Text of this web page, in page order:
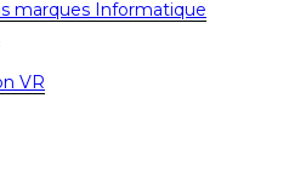
marques Informatique
VR